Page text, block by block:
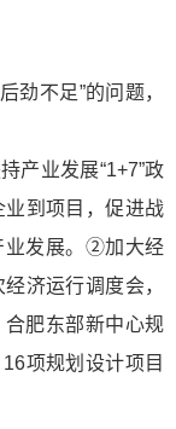
劲不足”的问题，
产业发展“1+7”政
到项目，促进战
业发展。②加大经
济运行调度会，
肥东部新中心规
项规划设计项目